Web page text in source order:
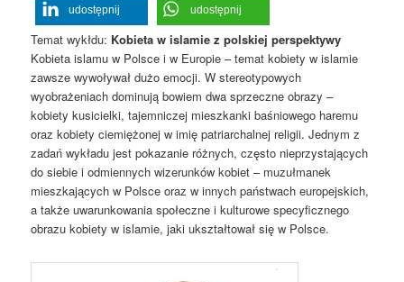
udostępnij udostępnij
Temat wykłdu: Kobieta w islamie z polskiej perspektywy
Kobieta islamu w Polsce i w Europie – temat kobiety w islamie
zawsze wywoływał dużo emocji. W stereotypowych
wyobrażeniach dominują bowiem dwa sprzeczne obrazy –
kobiety kusicielki, tajemniczej mieszkanki baśniowego haremu
oraz kobiety ciemiężonej w imię patriarchalnej religii. Jednym z
zadań wykładu jest pokazanie różnych, często nieprzystających
do siebie i odmiennych wizerunków kobiet – muzułmanek
mieszkających w Polsce oraz w innych państwach europejskich,
a także uwarunkowania społeczne i kulturowe specyficznego
obrazu kobiety w islamie, jaki ukształtował się w Polsce.